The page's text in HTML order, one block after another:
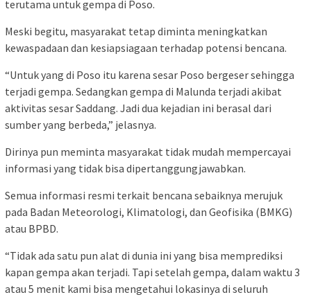
terutama untuk gempa di Poso.
Meski begitu, masyarakat tetap diminta meningkatkan
kewaspadaan dan kesiapsiagaan terhadap potensi bencana.
“Untuk yang di Poso itu karena sesar Poso bergeser sehingga
terjadi gempa. Sedangkan gempa di Malunda terjadi akibat
aktivitas sesar Saddang. Jadi dua kejadian ini berasal dari
sumber yang berbeda,” jelasnya.
Dirinya pun meminta masyarakat tidak mudah mempercayai
informasi yang tidak bisa dipertanggungjawabkan.
Semua informasi resmi terkait bencana sebaiknya merujuk
pada Badan Meteorologi, Klimatologi, dan Geofisika (BMKG)
atau BPBD.
“Tidak ada satu pun alat di dunia ini yang bisa memprediksi
kapan gempa akan terjadi. Tapi setelah gempa, dalam waktu 3
atau 5 menit kami bisa mengetahui lokasinya di seluruh